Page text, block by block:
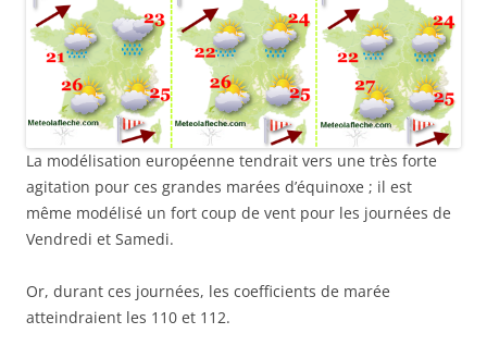
La modélisation européenne tendrait vers une très forte
agitation pour ces grandes marées d’équinoxe ; il est
même modélisé un fort coup de vent pour les journées de
Vendredi et Samedi.
Or, durant ces journées, les coefficients de marée
atteindraient les 110 et 112.